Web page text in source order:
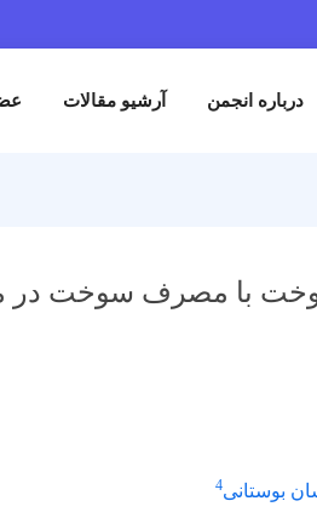
درباره انجمن آرشیو مقالات
با مصرف سوخت در
بوستانی4